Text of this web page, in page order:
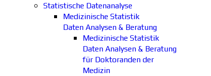
Statistische Datenanalyse
Medizinische Statistik
Daten Analysen & Beratung
Medizinische Statistik
Daten Analysen & Beratung
für Doktoranden der
Medizin